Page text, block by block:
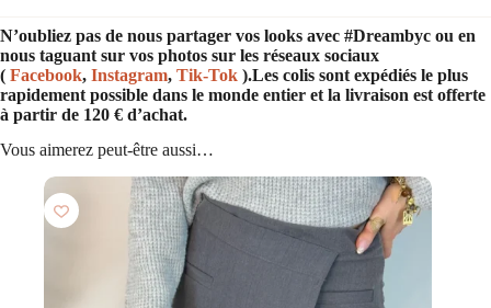
N’oubliez pas de nous partager vos looks avec #Dreambyc ou en
nous taguant sur vos photos sur les réseaux sociaux
( Facebook, Instagram, Tik-Tok ).Les colis sont expédiés le plus
rapidement possible dans le monde entier et la livraison est offerte
à partir de 120 € d’achat.
Vous aimerez peut-être aussi…